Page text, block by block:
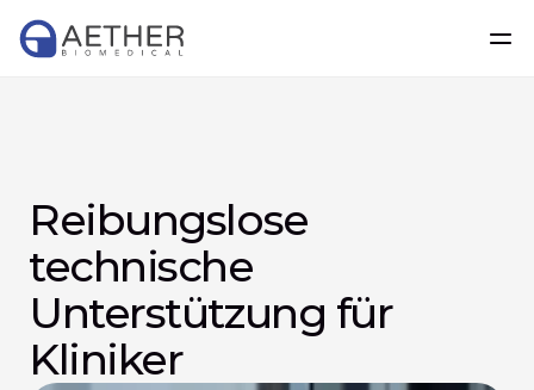
Reibungslose
technische
Unterstützung für
Kliniker